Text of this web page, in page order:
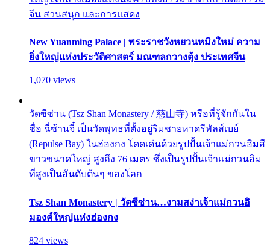
จีน สวนสนุก และการแสดง
New Yuanming Palace | พระราชวังหยวนหมิงใหม่ ความ
ยิ่งใหญ่แห่งประวัติศาสตร์ มณฑลกวางตุ้ง ประเทศจีน
1,070 views
วัดซีซ่าน (Tsz Shan Monastery / 慈山寺) หรือที่รู้จักกันใน
ชื่อ ฉี่ซ้านจี๋ เป็นวัดพุทธที่ตั้งอยู่ริมชายหาดรีพัลส์เบย์
(Repulse Bay) ในฮ่องกง โดดเด่นด้วยรูปปั้นเจ้าแม่กวนอิมสี
ขาวขนาดใหญ่ สูงถึง 76 เมตร ซึ่งเป็นรูปปั้นเจ้าแม่กวนอิม
ที่สูงเป็นอันดับต้นๆ ของโลก
Tsz Shan Monastery | วัดซีซ่าน…งามสง่าเจ้าแม่กวนอิ
มองค์ใหญ่แห่งฮ่องกง
824 views